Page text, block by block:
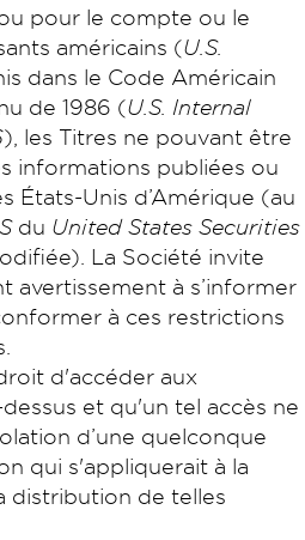
pour le compte ou le
américains (U.S.
dans le Code Américain
de 1986 (U.S. Internal
), les Titres ne pouvant être
informations publiées ou
États-Unis d’Amérique (au
du United States Securities
La Société invite
avertissement à s’informer
à ces restrictions
d'accéder aux
et qu'un tel accès ne
d’une quelconque
qui s'appliquerait à la
distribution de telles